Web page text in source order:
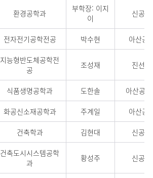
환경공학과
부학장: 이지
이
신공
전자전기공학전공 박수현 아산공
지능형반도체공학전
공
조성재 진선
식품생명공학과 도한솔 아산공
화공신소재공학과 주계일 아산공
건축학과 김현대 신공
건축도시시스템공학
과
황성주 신공